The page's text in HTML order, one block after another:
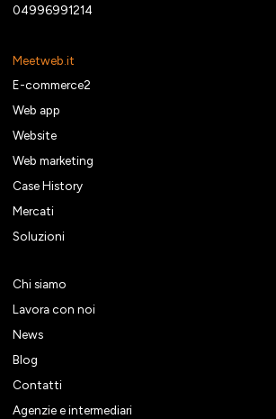
04996991214
Meetweb.it
E-commerce2
Web app
Website
Web marketing
Case History
Mercati
Soluzioni
Chi siamo
Lavora con noi
News
Blog
Contatti
Agenzie e intermediari